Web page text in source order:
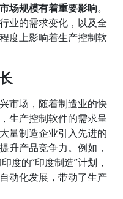
场规模有着重要影响。
业的需求变化，以及全
度上影响着生产控制软
市场，随着制造业的快
生产控制软件的需求呈
量制造企业引入先进的
升产品竞争力。例如，
度的“印度制造”计划，
动化发展，带动了生产